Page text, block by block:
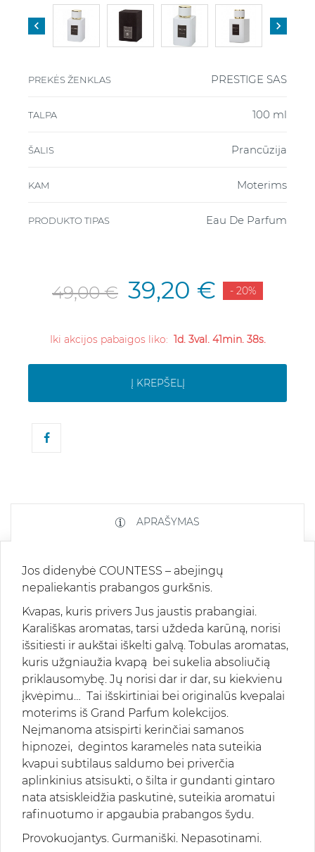
 
PREKĖS ŽENKLAS PRESTIGE SAS
TALPA 100 ml
ŠALIS Prancūzija
KAM Moterims
PRODUKTO TIPAS Eau De Parfum
49,00 € 39,20 € - 20%
Iki akcijos pabaigos liko: 1d. 3val. 41min. 37s.
Į KREPŠELĮ
APRAŠYMAS
Jos didenybė COUNTESS – abejingų
nepaliekantis prabangos gurkšnis.
Kvapas, kuris privers Jus jaustis prabangiai.
Karališkas aromatas, tarsi uždeda karūną, norisi
išsitiesti ir aukštai iškelti galvą. Tobulas aromatas,
kuris užgniaužia kvapą bei sukelia absoliučią
priklausomybę. Jų norisi dar ir dar, su kiekvienu
įkvėpimu… Tai išskirtiniai bei originalūs kvepalai
moterims iš Grand Parfum kolekcijos.
Neįmanoma atsispirti kerinčiai samanos
hipnozei, degintos karamelės nata suteikia
kvapui subtilaus saldumo bei priverčia
aplinkinius atsisukti, o šilta ir gundanti gintaro
nata atsiskleidžia paskutinė, suteikia aromatui
rafinuotumo ir apgaubia prabangos šydu.
Provokuojantys. Gurmaniški. Nepasotinami.